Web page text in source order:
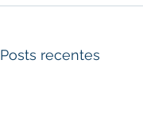
Posts recentes